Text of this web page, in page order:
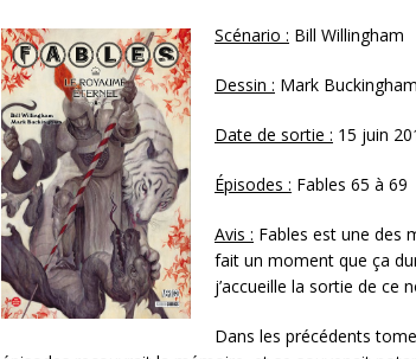
Scénario : Bill Willingham
Dessin : Mark Buckingham
Date de sortie : 15 juin
Épisodes : Fables 65 à 69
Avis : Fables est une des
fait un moment que ça
j’accueille la sortie de ce
Dans les précédents